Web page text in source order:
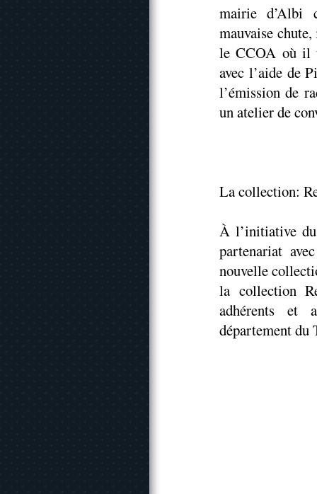
mairie d’Albi
mauvaise
le CCOA où il
avec l’aide de
l’émission de
un atelier de
La collection:
À l’initiative
partenariat
nouvelle
la collection
adhérents et
département du